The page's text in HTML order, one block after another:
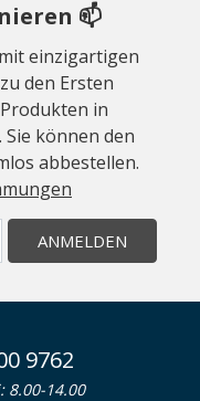
📫
einzigartigen
den Ersten
in
können den
abbestellen.
ANMELDEN
9762
8.00-14.00